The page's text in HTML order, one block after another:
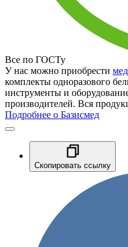
Все по ГОСТу
У нас можно приобрести
комплекты одноразового
инструменты и
производителей. Вся
Подробнее о Базисмед
Скопировать ссылку